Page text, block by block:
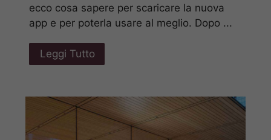
ecco cosa sapere per scaricare la nuova
app e per poterla usare al meglio. Dopo ...
Leggi Tutto